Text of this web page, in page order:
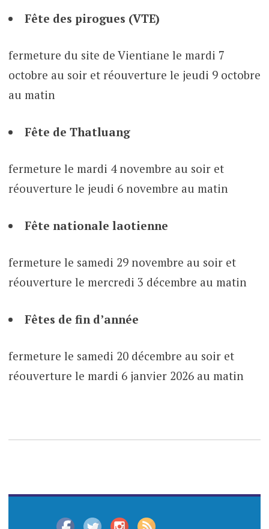
Fête des pirogues (VTE)
fermeture du site de Vientiane le mardi 7
octobre au soir et réouverture le jeudi 9 octobre
au matin
Fête de Thatluang
fermeture le mardi 4 novembre au soir et
réouverture le jeudi 6 novembre au matin
Fête nationale laotienne
fermeture le samedi 29 novembre au soir et
réouverture le mercredi 3 décembre au matin
Fêtes de fin d’année
fermeture le samedi 20 décembre au soir et
réouverture le mardi 6 janvier 2026 au matin